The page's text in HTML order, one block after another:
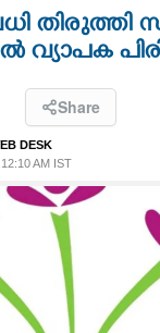
തിരുത്തി
വ്യാപക
Share
DESK
AM IST